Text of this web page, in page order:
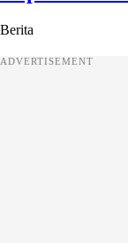
Berita
ADVERTISEMENT